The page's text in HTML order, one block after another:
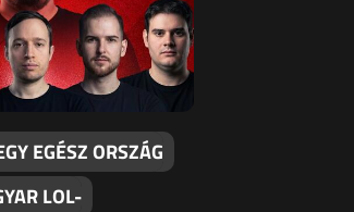
EGÉSZ ORSZÁG
LOL-